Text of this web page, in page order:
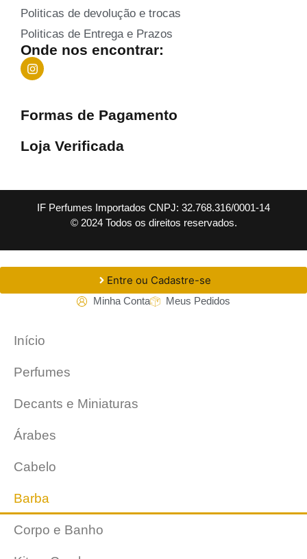
Politicas de devolução e trocas
Politicas de Entrega e Prazos
Onde nos encontrar:
Formas de Pagamento
Loja Verificada
IF Perfumes Importados CNPJ: 32.768.316/0001-14
© 2024 Todos os direitos reservados.
Entre ou Cadastre-se
Minha Conta Meus Pedidos
Início
Perfumes
Decants e Miniaturas
Árabes
Cabelo
Barba
Corpo e Banho